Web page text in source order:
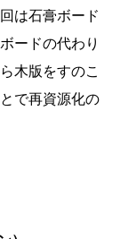
は石膏ボード
ードの代わり
木版をすのこ
で再資源化の